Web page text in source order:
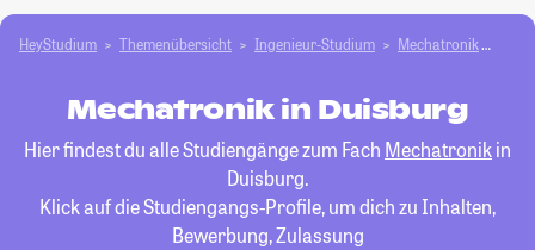
HeyStudium Themenübersicht Ingenieur-Studium Mechatronik
Mechatronik in Duisburg
Hier findest du alle Studiengänge zum Fach Mechatronikin
Duisburg.
Klick auf die Studiengangs-Profile, um dich zu Inhalten,
Bewerbung, Zulassung